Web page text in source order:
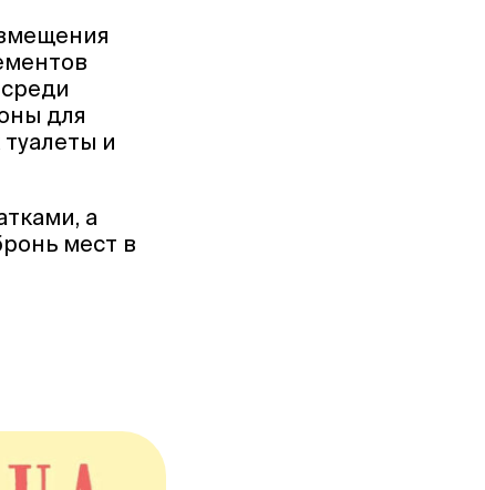
для
и
а
мест в